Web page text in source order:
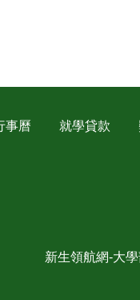
事曆 就學貸款
新生領航網-大